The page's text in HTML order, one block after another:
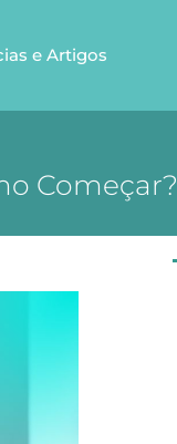
e Artigos
Começar?